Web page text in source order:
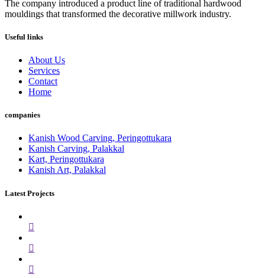
The company introduced a product line of traditional hardwood
mouldings that transformed the decorative millwork industry.
Useful links
About Us
Services
Contact
Home
companies
Kanish Wood Carving, Peringottukara
Kanish Carving, Palakkal
Kart, Peringottukara
Kanish Art, Palakkal
Latest Projects